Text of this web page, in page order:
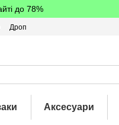
до 78%
Дроп
Аксесуари